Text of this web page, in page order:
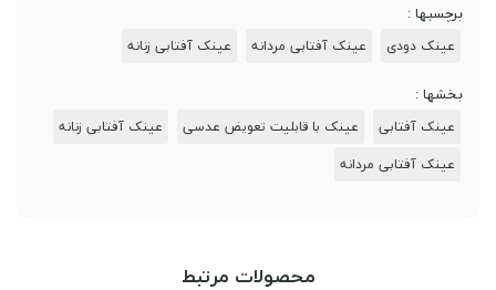
برچسبها :
عینک دودی عینک آفتابی مردانه عینک آفتابی زنانه
بخشها :
عینک‌ آفتابی عینک‌ با قابلیت تعویض عدسی
عینک آفتابی زنانه
عینک آفتابی مردانه
محصولات مرتبط